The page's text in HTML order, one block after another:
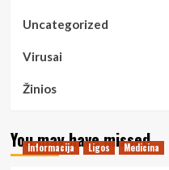
Uncategorized
Virusai
Žinios
You may have missed
Informacija Ligos Medicina